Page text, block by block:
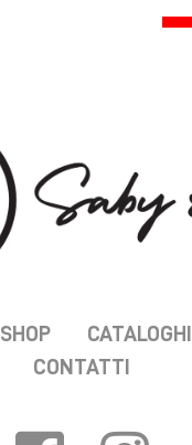
SHOP CATALOGHI
CONTATTI